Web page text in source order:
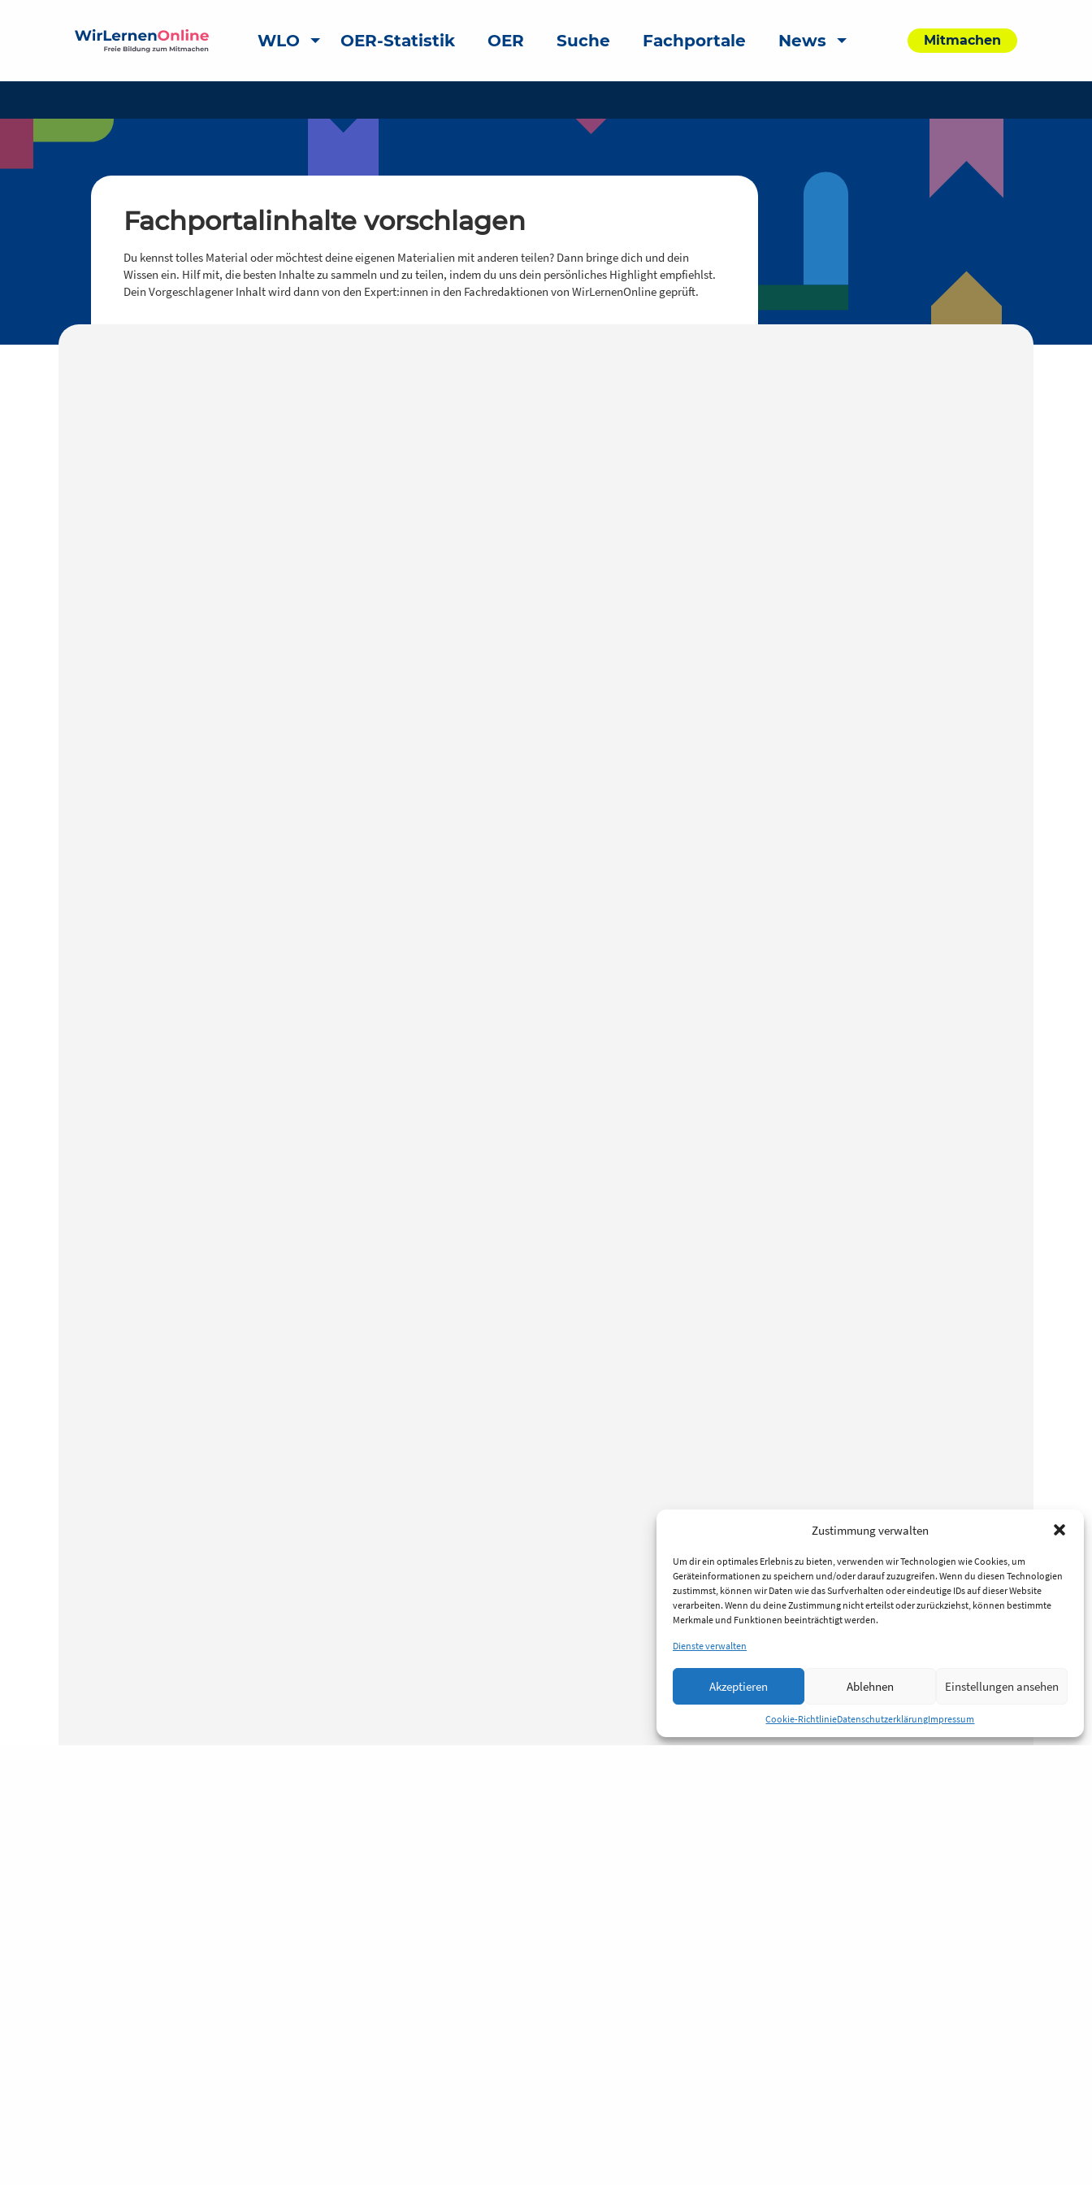
Zustimmung verwalten
Um dir ein optimales Erlebnis zu bieten, verwenden wir Technologien wie Cookies, um
Geräteinformationen zu speichern und/oder darauf zuzugreifen. Wenn du diesen Technologien
zustimmst, können wir Daten wie das Surfverhalten oder eindeutige IDs auf dieser Website
verarbeiten. Wenn du deine Zustimmung nicht erteilst oder zurückziehst, können bestimmte
Merkmale und Funktionen beeinträchtigt werden.
Dienste verwalten
Akzeptieren Ablehnen Einstellungen ansehen
Cookie-RichtlinieDatenschutzerklärungImpressum
WLO OER-Statistik OER Suche Fachportale News Mitmachen
Fachportalinhalte vorschlagen
Du kennst tolles Material oder möchtest deine eigenen Materialien mit anderen teilen? Dann bringe dich und dein
Wissen ein. Hilf mit, die besten Inhalte zu sammeln und zu teilen, indem du uns dein persönliches Highlight empfiehlst.
Dein Vorgeschlagener Inhalt wird dann von den Expert:innen in den Fachredaktionen von WirLernenOnline geprüft.